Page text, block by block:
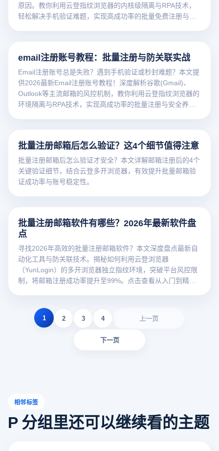
原因。教你利用云登指纹浏览器的内核级隔离与RPA技术，
轻松解决手机验证难题，实现高成功率的批量免费注册与安
email注册账号教程：批量注册与防关联实战
Email注册账号总是失败？遇到手机验证或秒封难题？本文提
供2026最新Email注册账号教程！深度解析谷歌(Gmail)、
Outlook等主流邮箱的风控机制，教你利用云登指纹浏览器的
环境隔离与RPA技术，实现高成功率的批量注册与安全养
批量注册邮箱后怎么验证？这4个细节值得注意
批量注册邮箱后怎么验证才安全？本文详解邮箱注册后的4个
关键验证细节，结合云登多开浏览器，有效提升批量邮箱验
证成功率与账号稳定性。
批量注册邮箱软件有哪些？2026年最新软件盘
点
寻找2026年高效的批量注册邮箱软件？本文深度盘点最新自
动化工具与防关联技术。揭秘如何利用云登浏览器
（YunLogin）的多开浏览器独立指纹环境，突破平台风控限
制，将邮箱注册成功率提升至99%。点击查看从入门到精通
上一页
1 2 3 4
下一页
相邻标签
P 分组里还可以继续看的主题